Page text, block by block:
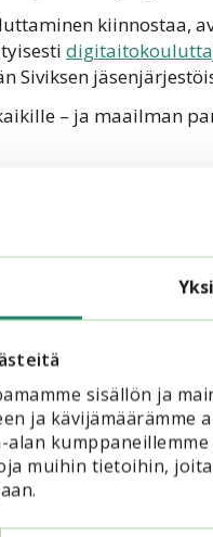
sisällön ja
ja kävijämäärämme
muihin tietoihin,
kiinnostaa,
Siviksen
– ja maailman
Sivis